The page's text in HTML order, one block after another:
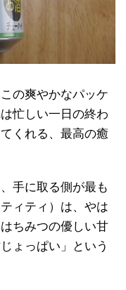
の爽やかなパッケ
忙しい一日の終わ
くれる、最高の癒
手に取る側が最も
ィティ）は、やは
ちみつの優しい甘
ょっぱい」という